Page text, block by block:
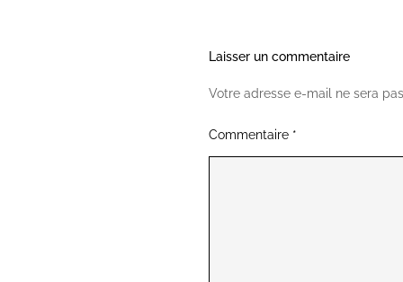
Laisser un commentaire
Votre adresse e-mail ne sera
Commentaire *